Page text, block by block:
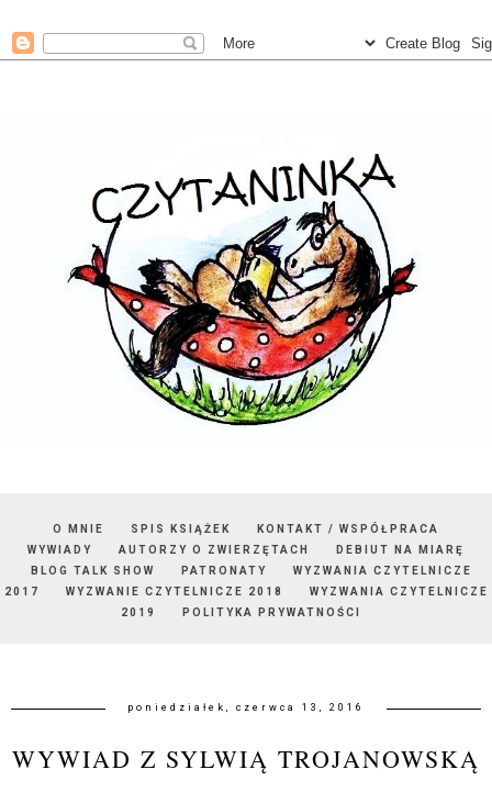
O MNIE SPIS KSIĄŻEK
KONTAKT / WSPÓŁPRACA
WYWIADY
AUTORZY O ZWIERZĘTACH
DEBIUT NA MIARĘ
BLOG TALK SHOW
PATRONATY
WYZWANIA CZYTELNICZE
2017
WYZWANIE CZYTELNICZE 2018
WYZWANIA CZYTELNICZE
2019
POLITYKA PRYWATNOŚCI
poniedziałek, czerwca 13, 2016
WYWIAD Z SYLWIĄ TROJANOWSKĄ